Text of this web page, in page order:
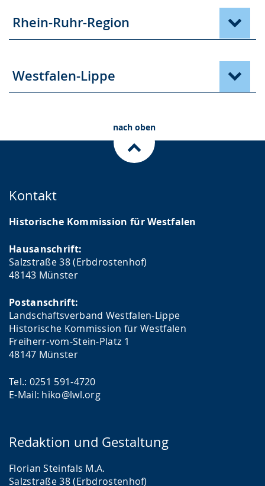
Rhein-Ruhr-Region
Westfalen-Lippe
nach oben
Kontakt
Historische Kommission für Westfalen
Hausanschrift:
Salzstraße 38 (Erbdrostenhof)
48143 Münster
Postanschrift:
Landschaftsverband Westfalen-Lippe
Historische Kommission für Westfalen
Freiherr-vom-Stein-Platz 1
48147 Münster
Tel.: 0251 591-4720
E-Mail: hiko@lwl.org
Redaktion und Gestaltung
Florian Steinfals M.A.
Salzstraße 38 (Erbdrostenhof)